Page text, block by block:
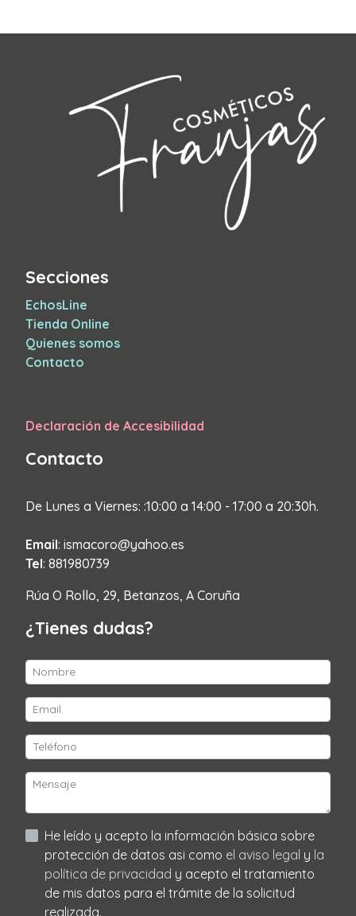
Secciones
EchosLine
Tienda Online
Quienes somos
Contacto
Declaración de Accesibilidad
Contacto
De Lunes a Viernes: :10:00 a 14:00 - 17:00 a 20:30h.
Email: ismacoro@yahoo.es
Tel: 881980739
Rúa O Rollo, 29, Betanzos, A Coruña
¿Tienes dudas?
He leído y acepto la información básica sobre
protección de datos asi como el aviso legal y la
política de privacidad y acepto el tratamiento
de mis datos para el trámite de la solicitud
realizada.